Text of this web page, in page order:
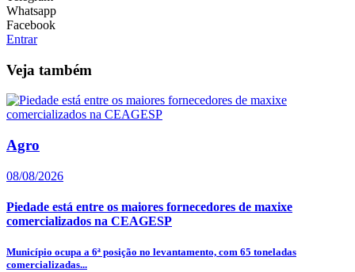
Whatsapp
Facebook
Entrar
Veja também
Agro
08/08/2026
Piedade está entre os maiores fornecedores de maxixe
comercializados na CEAGESP
Município ocupa a 6ª posição no levantamento, com 65 toneladas
comercializadas...